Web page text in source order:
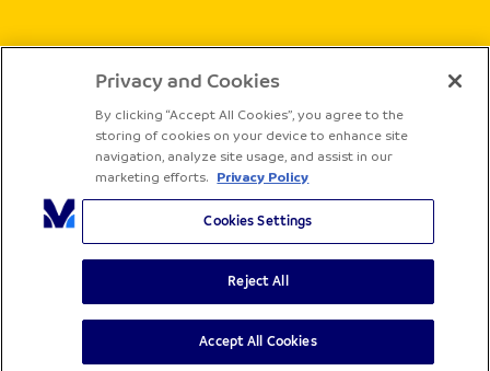
يتبع
جميع الحقوق محفوظة لشركة ساديا
الشروط والأحكام
سياسة الخصوصية
Privacy and Cookies
By clicking “Accept All Cookies”, you agree to the
storing of cookies on your device to enhance site
navigation, analyze site usage, and assist in our
marketing efforts. Privacy Policy
Cookies Settings
Reject All
Accept All Cookies